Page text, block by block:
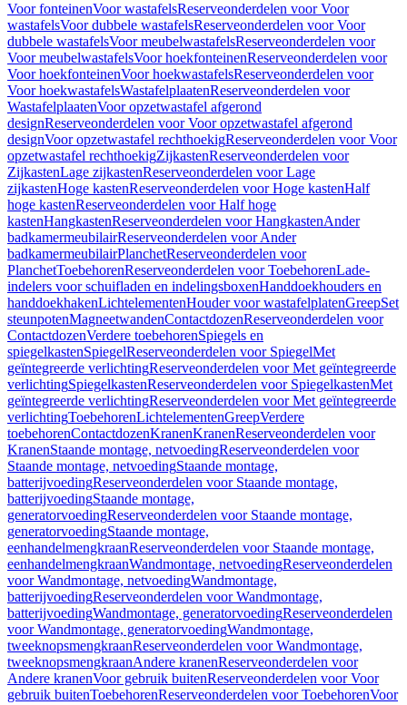
Voor fonteinenVoor wastafelsReserveonderdelen voor Voor
wastafelsVoor dubbele wastafelsReserveonderdelen voor Voor
dubbele wastafelsVoor meubelwastafelsReserveonderdelen voor
Voor meubelwastafelsVoor hoekfonteinenReserveonderdelen voor
Voor hoekfonteinenVoor hoekwastafelsReserveonderdelen voor
Voor hoekwastafelsWastafelplaatenReserveonderdelen voor
WastafelplaatenVoor opzetwastafel afgerond
designReserveonderdelen voor Voor opzetwastafel afgerond
designVoor opzetwastafel rechthoekigReserveonderdelen voor Voor
opzetwastafel rechthoekigZijkastenReserveonderdelen voor
ZijkastenLage zijkastenReserveonderdelen voor Lage
zijkastenHoge kastenReserveonderdelen voor Hoge kastenHalf
hoge kastenReserveonderdelen voor Half hoge
kastenHangkastenReserveonderdelen voor HangkastenAnder
badkamermeubilairReserveonderdelen voor Ander
badkamermeubilairPlanchetReserveonderdelen voor
PlanchetToebehorenReserveonderdelen voor ToebehorenLade-
indelers voor schuifladen en indelingsboxenHanddoekhouders en
handdoekhakenLichtelementenHouder voor wastafelplatenGreepSet
steunpotenMagneetwandenContactdozenReserveonderdelen voor
ContactdozenVerdere toebehorenSpiegels en
spiegelkastenSpiegelReserveonderdelen voor SpiegelMet
geïntegreerde verlichtingReserveonderdelen voor Met geïntegreerde
verlichtingSpiegelkastenReserveonderdelen voor SpiegelkastenMet
geïntegreerde verlichtingReserveonderdelen voor Met geïntegreerde
verlichtingToebehorenLichtelementenGreepVerdere
toebehorenContactdozenKranenKranenReserveonderdelen voor
KranenStaande montage, netvoedingReserveonderdelen voor
Staande montage, netvoedingStaande montage,
batterijvoedingReserveonderdelen voor Staande montage,
batterijvoedingStaande montage,
generatorvoedingReserveonderdelen voor Staande montage,
generatorvoedingStaande montage,
eenhandelmengkraanReserveonderdelen voor Staande montage,
eenhandelmengkraanWandmontage, netvoedingReserveonderdelen
voor Wandmontage, netvoedingWandmontage,
batterijvoedingReserveonderdelen voor Wandmontage,
batterijvoedingWandmontage, generatorvoedingReserveonderdelen
voor Wandmontage, generatorvoedingWandmontage,
tweeknopsmengkraanReserveonderdelen voor Wandmontage,
tweeknopsmengkraanAndere kranenReserveonderdelen voor
Andere kranenVoor gebruik buitenReserveonderdelen voor Voor
gebruik buitenToebehorenReserveonderdelen voor ToebehorenVoor